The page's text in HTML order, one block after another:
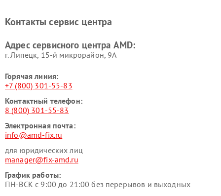
Контакты сервис центра
Адрес сервисного центра AMD:
г. Липецк, 15-й микрорайон, 9А
Горячая линия:
+7 (800) 301-55-83
Контактный телефон:
8 (800) 301-55-83
Электронная почта:
info@amd-fix.ru
для юридических лиц
manager@fix-amd.ru
График работы:
ПН-ВСК с 9:00 до 21:00 без перерывов и выходных